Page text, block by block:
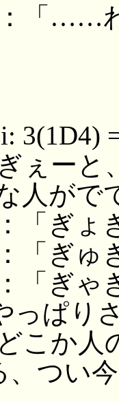
「……
3(1D4)
ぇーと
人がで
「ぎょ
「ぎゅ
「ぎゃ
っぱり
こか人
、つい